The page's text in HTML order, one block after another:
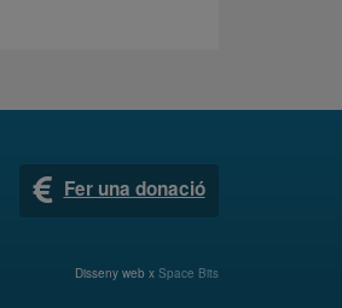
Fer una donació
Disseny web x Space Bits